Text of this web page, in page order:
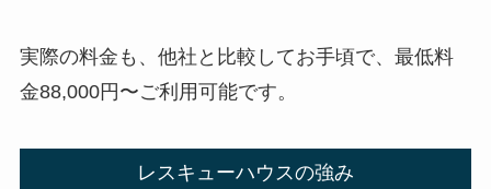
実際の料金も、他社と比較してお手頃で、最低料
金88,000円〜ご利用可能です。
レスキューハウスの強み